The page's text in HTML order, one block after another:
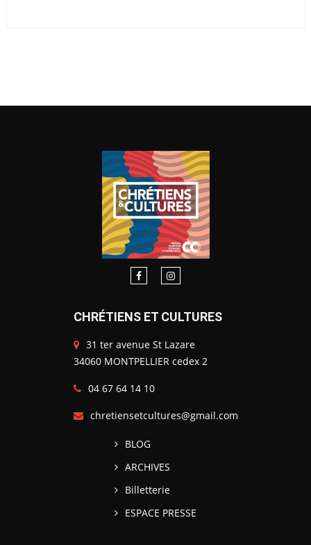
CHRÉTIENS ET CULTURES
31 ter avenue St Lazare
34060 MONTPELLIER cedex 2
04 67 64 14 10
chretiensetcultures@gmail.com
BLOG
ARCHIVES
Billetterie
ESPACE PRESSE